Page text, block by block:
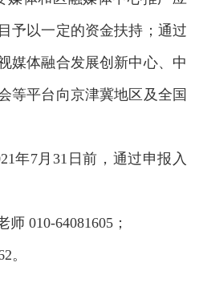
予以一定的资金扶持；通过
媒体融合发展创新中心、中
等平台向京津冀地区及全国
7月31日前，通过申报入
010-64081605；
。